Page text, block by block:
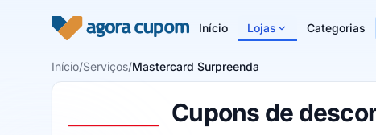
Início Lojas Categorias
Início/Serviços/Mastercard Surpreenda
Cupons de